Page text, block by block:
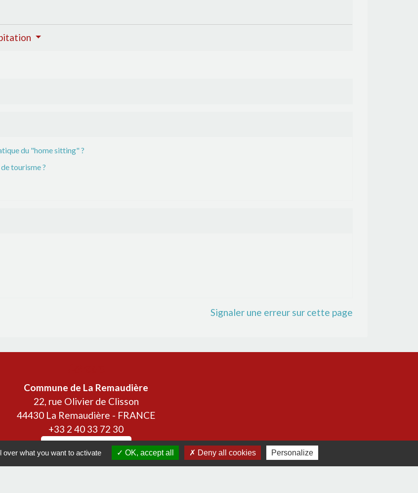
du "home sitting" ?
tourisme ?
Signaler une erreur sur cette page
Commune de La Remaudière
22, rue Olivier de Clisson
44430 La Remaudière - FRANCE
+33 2 40 33 72 30
Contact par formulaire
what you want to activate OK, accept all Deny all cookies Personalize